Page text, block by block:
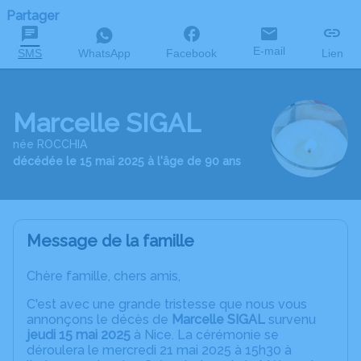
Partager
SMS WhatsApp Facebook E-mail Lien
Marcelle SIGAL
née ROCCHIA
décédée le 15 mai 2025 à l'âge de 90 ans
Message de la famille
Chère famille, chers amis,
C'est avec une grande tristesse que nous vous
annonçons le décès de Marcelle SIGAL survenu
jeudi 15 mai 2025 à Nice. La cérémonie se
déroulera le mercredi 21 mai 2025 à 15h30 à